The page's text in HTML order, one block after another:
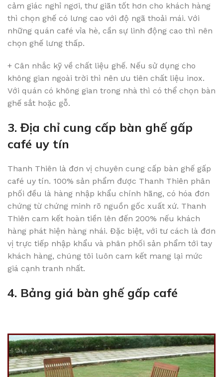
cảm giác nghỉ ngơi, thư giãn tốt hơn cho khách hàng
thì chọn ghế có lưng cao với độ ngã thoải mái. Với
những quán café vỉa hè, cần sự linh động cao thì nên
chọn ghế lưng thấp.
+ Cân nhắc kỹ về chất liệu ghế. Nếu sử dụng cho
không gian ngoài trời thì nên ưu tiên chất liệu inox.
Với quán có không gian trong nhà thì có thể chọn bàn
ghế sắt hoặc gỗ.
3. Địa chỉ cung cấp bàn ghế gấp
café uy tín
Thanh Thiên là đơn vị chuyên cung cấp bàn ghế gấp
café uy tín. 100% sản phẩm được Thanh Thiên phân
phối đều là hàng nhập khẩu chính hãng, có hóa đơn
chứng từ chứng minh rõ nguồn gốc xuất xứ. Thanh
Thiên cam kết hoàn tiền lên đến 200% nếu khách
hàng phát hiện hàng nhái. Đặc biệt, với tư cách là đơn
vị trực tiếp nhập khẩu và phân phối sản phẩm tới tay
khách hàng, chúng tôi luôn cam kết mang lại mức
giá cạnh tranh nhất.
4. Bảng giá bàn ghế gấp café